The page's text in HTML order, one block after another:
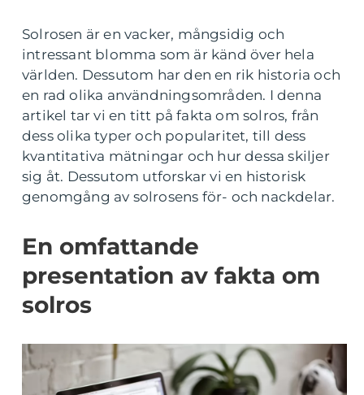
Solrosen är en vacker, mångsidig och
intressant blomma som är känd över hela
världen. Dessutom har den en rik historia och
en rad olika användningsområden. I denna
artikel tar vi en titt på fakta om solros, från
dess olika typer och popularitet, till dess
kvantitativa mätningar och hur dessa skiljer
sig åt. Dessutom utforskar vi en historisk
genomgång av solrosens för- och nackdelar.
En omfattande
presentation av fakta om
solros